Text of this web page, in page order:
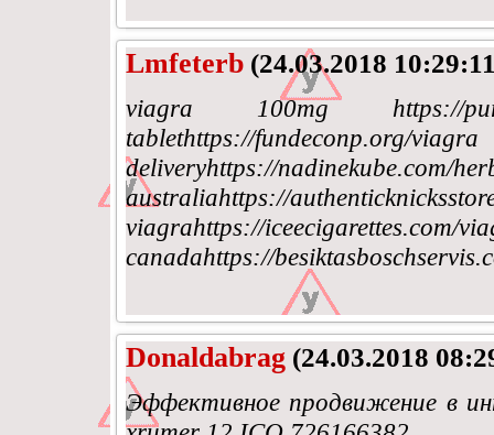
Lmfeterb (24.03.2018
viagra 100mg https://
tablethttps://
deliveryhttps://
australiahttps://
viagrahttps://
canadahttps://
Donaldabrag (24.03.2018
Эффективное продвижение в